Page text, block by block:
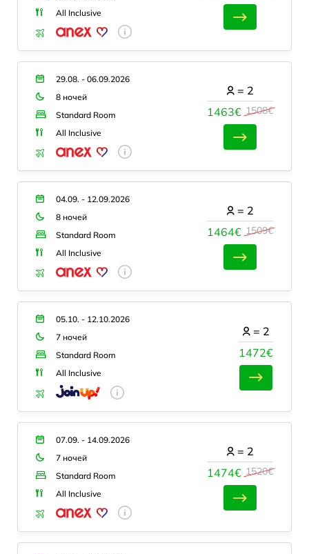
All Inclusive
29.08. - 06.09.2026
8 ночей
Standard Room
All Inclusive
1463€ 1508€
= 2
04.09. - 12.09.2026
8 ночей
Standard Room
All Inclusive
1464€ 1509€
= 2
05.10. - 12.10.2026
7 ночей
Standard Room
All Inclusive
1472€
= 2
07.09. - 14.09.2026
7 ночей
Standard Room
All Inclusive
1474€ 1520€
= 2